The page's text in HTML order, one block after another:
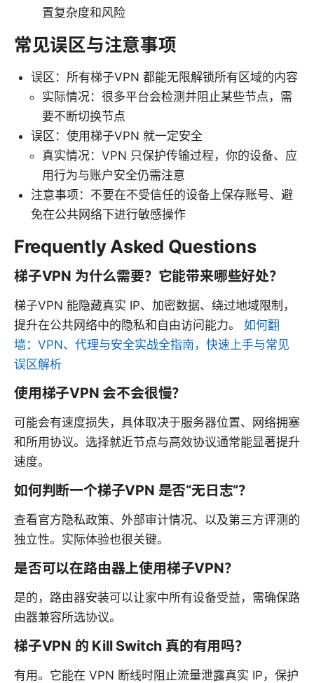
置复杂度和风险
常见误区与注意事项
误区：所有梯子VPN 都能无限解锁所有区域的内容
实际情况：很多平台会检测并阻止某些节点，需
要不断切换节点
误区：使用梯子VPN 就一定安全
真实情况：VPN 只保护传输过程，你的设备、应
用行为与账户安全仍需注意
注意事项：不要在不受信任的设备上保存账号、避
免在公共网络下进行敏感操作
Frequently Asked Questions
梯子VPN 为什么需要？它能带来哪些好处？
梯子VPN 能隐藏真实 IP、加密数据、绕过地域限制，
提升在公共网络中的隐私和自由访问能力。 如何翻
墙：VPN、代理与安全实战全指南，快速上手与常见
误区解析
使用梯子VPN 会不会很慢？
可能会有速度损失，具体取决于服务器位置、网络拥塞
和所用协议。选择就近节点与高效协议通常能显著提升
速度。
如何判断一个梯子VPN 是否“无日志”？
查看官方隐私政策、外部审计情况、以及第三方评测的
独立性。实际体验也很关键。
是否可以在路由器上使用梯子VPN？
是的，路由器安装可以让家中所有设备受益，需确保路
由器兼容所选协议。
梯子VPN 的 Kill Switch 真的有用吗？
有用。它能在 VPN 断线时阻止流量泄露真实 IP，保护